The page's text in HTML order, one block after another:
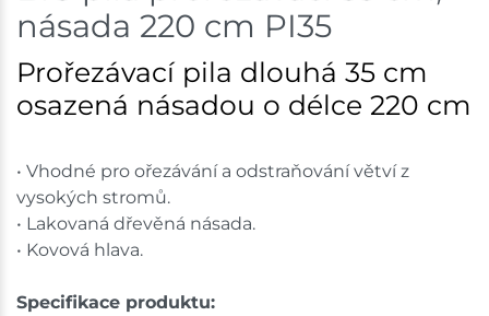
Skladem na prodejně - doručení do 7 dnů
Mohelnice 3 ks
Nové Město
Skladem na prodejně - doručení do 7 dnů
2 ks
násada 220 cm PI35
Prořezávací pila dlouhá 35 cm
osazená násadou o délce 220 cm
• Vhodné pro ořezávání a odstraňování větví z
vysokých stromů.
• Lakovaná dřevěná násada.
• Kovová hlava.
Specifikace produktu: